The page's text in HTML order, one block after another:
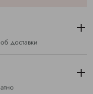
доставки